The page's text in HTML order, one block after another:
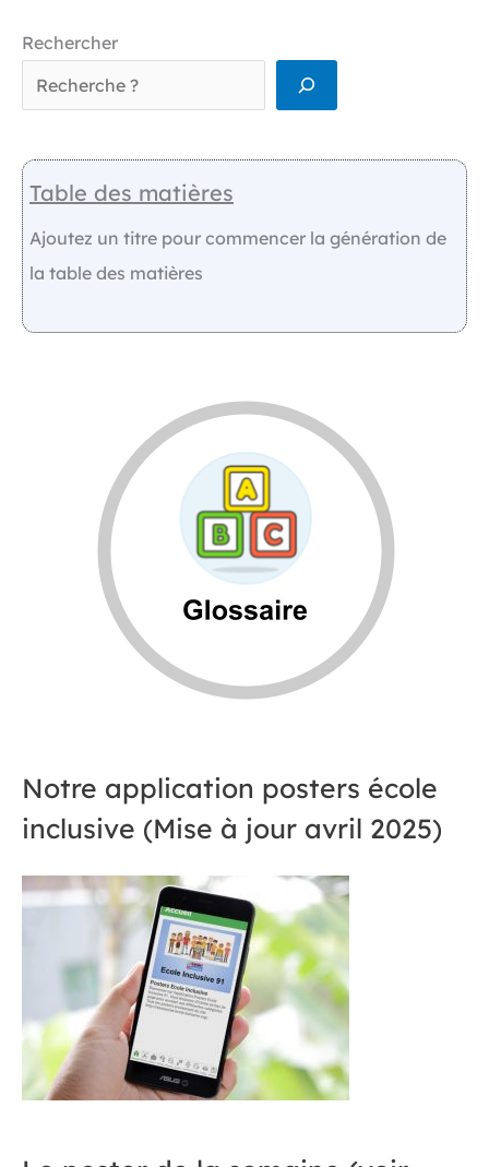
Rechercher
Table des matières
Ajoutez un titre pour commencer la génération de
la table des matières
Notre application posters école
inclusive (Mise à jour avril 2025)